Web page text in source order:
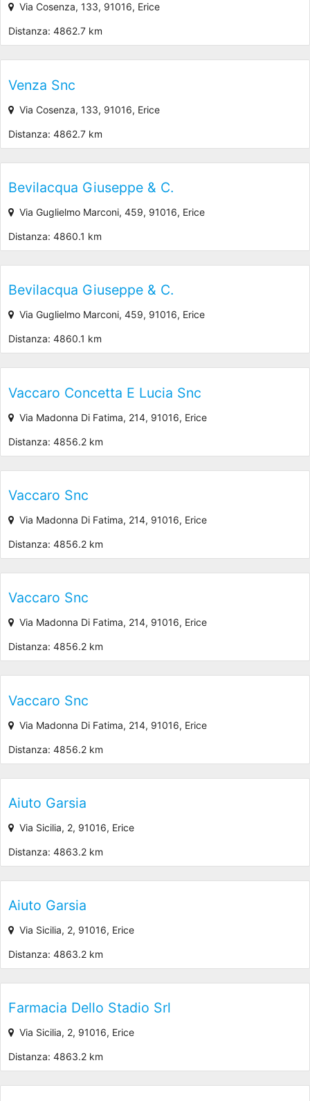
Via Cosenza, 133, 91016, Erice
Distanza: 4862.7 km
Venza Snc
Via Cosenza, 133, 91016, Erice
Distanza: 4862.7 km
Bevilacqua Giuseppe & C.
Via Guglielmo Marconi, 459, 91016, Erice
Distanza: 4860.1 km
Bevilacqua Giuseppe & C.
Via Guglielmo Marconi, 459, 91016, Erice
Distanza: 4860.1 km
Vaccaro Concetta E Lucia Snc
Via Madonna Di Fatima, 214, 91016, Erice
Distanza: 4856.2 km
Vaccaro Snc
Via Madonna Di Fatima, 214, 91016, Erice
Distanza: 4856.2 km
Vaccaro Snc
Via Madonna Di Fatima, 214, 91016, Erice
Distanza: 4856.2 km
Vaccaro Snc
Via Madonna Di Fatima, 214, 91016, Erice
Distanza: 4856.2 km
Aiuto Garsia
Via Sicilia, 2, 91016, Erice
Distanza: 4863.2 km
Aiuto Garsia
Via Sicilia, 2, 91016, Erice
Distanza: 4863.2 km
Farmacia Dello Stadio Srl
Via Sicilia, 2, 91016, Erice
Distanza: 4863.2 km